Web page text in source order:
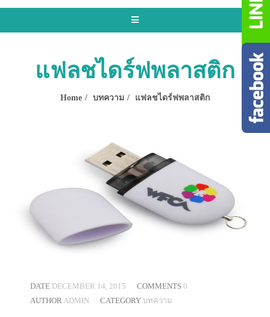
Toggle
แฟลชไดร์ฟพลาสติก
Home บทความ แฟลชไดร์ฟพลาสติก
DATE DECEMBER 14, 2015 COMMENTS 0
AUTHORADMIN CATEGORY บทความ